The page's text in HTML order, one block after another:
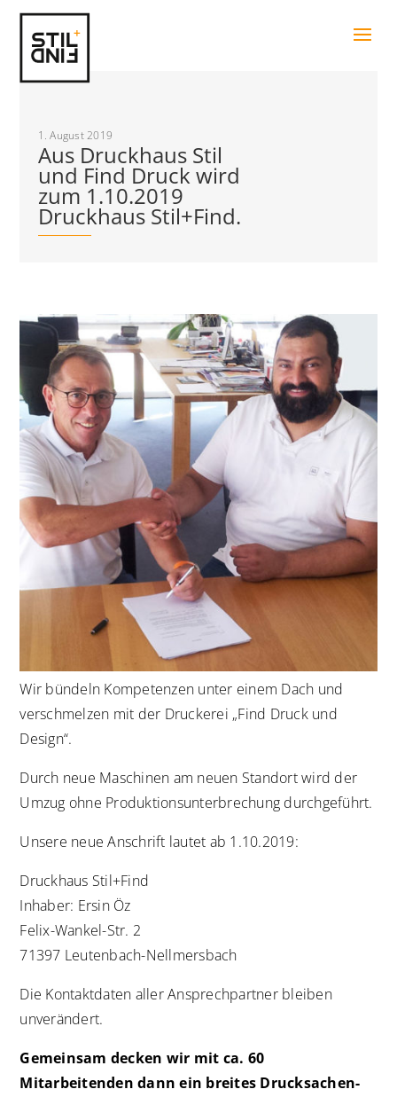
1. August 2019
Aus Druckhaus Stil
und Find Druck wird
zum 1.10.2019
Druckhaus Stil+Find.
Wir bündeln Kompetenzen unter einem Dach und
verschmelzen mit der Druckerei „Find Druck und
Design“.
Durch neue Maschinen am neuen Standort wird der
Umzug ohne Produktionsunterbrechung durchgeführt.
Unsere neue Anschrift lautet ab 1.10.2019:
Druckhaus Stil+Find
Inhaber: Ersin Öz
Felix-Wankel-Str. 2
71397 Leutenbach-Nellmersbach
Die Kontaktdaten aller Ansprechpartner bleiben
unverändert.
Gemeinsam decken wir mit ca. 60
Mitarbeitenden dann ein breites Drucksachen-